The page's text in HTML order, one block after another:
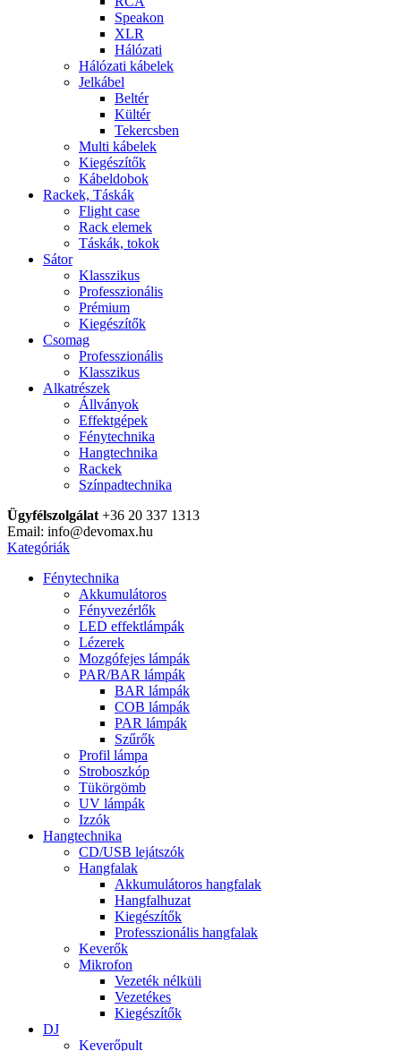
Speakon
XLR
Hálózati
Hálózati kábelek
Jelkábel
Beltér
Kültér
Tekercsben
Multi kábelek
Kiegészítők
Kábeldobok
Rackek, Táskák
Flight case
Rack elemek
Táskák, tokok
Sátor
Klasszikus
Professzionális
Prémium
Kiegészítők
Csomag
Professzionális
Klasszikus
Alkatrészek
Állványok
Effektgépek
Fénytechnika
Hangtechnika
Rackek
Színpadtechnika
Ügyfélszolgálat +36 20 337 1313
Email: info@devomax.hu
Kategóriák
Fénytechnika
Akkumulátoros
Fényvezérlők
LED effektlámpák
Lézerek
Mozgófejes lámpák
PAR/BAR lámpák
BAR lámpák
COB lámpák
PAR lámpák
Szűrők
Profil lámpa
Stroboszkóp
Tükörgömb
UV lámpák
Izzók
Hangtechnika
CD/USB lejátszók
Hangfalak
Akkumulátoros hangfalak
Hangfalhuzat
Kiegészítők
Professzionális hangfalak
Keverők
Mikrofon
Vezeték nélküli
Vezetékes
Kiegészítők
DJ
Keverőpult